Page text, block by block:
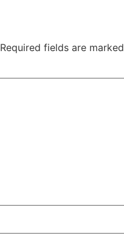
Required fields are marked